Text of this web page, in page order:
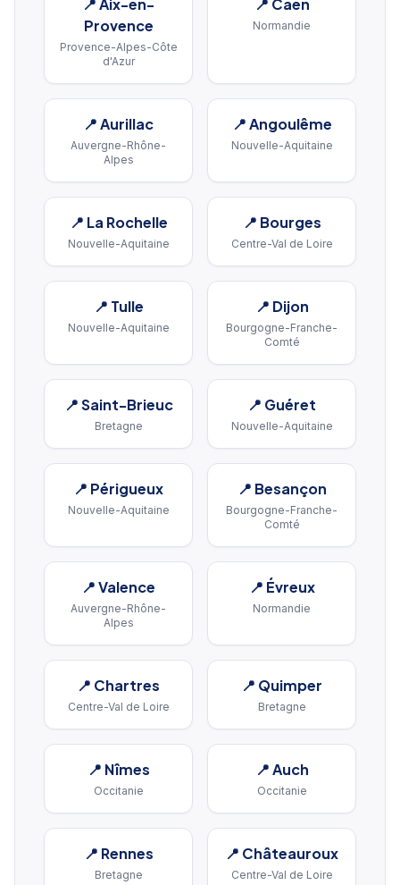
📍Aix-en-
Provence
Provence-Alpes-Côte
d'Azur
📍 Caen
Normandie
📍Aurillac
Auvergne-Rhône-
Alpes
📍Angoulême
Nouvelle-Aquitaine
📍 La Rochelle
Nouvelle-Aquitaine
📍 Bourges
Centre-Val de Loire
📍 Tulle
Nouvelle-Aquitaine
📍 Dijon
Bourgogne-Franche-
Comté
📍Saint-Brieuc
Bretagne
📍 Guéret
Nouvelle-Aquitaine
📍 Périgueux
Nouvelle-Aquitaine
📍 Besançon
Bourgogne-Franche-
Comté
📍Valence
Auvergne-Rhône-
Alpes
📍 Évreux
Normandie
📍 Chartres
Centre-Val de Loire
📍 Quimper
Bretagne
📍 Nîmes
Occitanie
📍Auch
Occitanie
📍 Rennes
Bretagne
📍 Châteauroux
Centre-Val de Loire